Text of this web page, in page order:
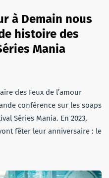
à Demain nous
histoire des
Mania
des Feux de l’amour
conférence sur les soaps
Séries Mania. En 2023,
fêter leur anniversaire : le